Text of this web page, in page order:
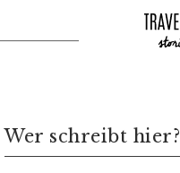
Wer schreibt hier?